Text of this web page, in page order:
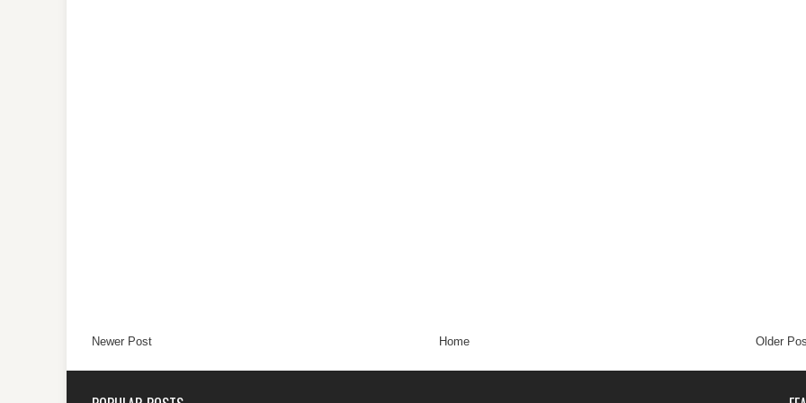
Newer Post Older
Home